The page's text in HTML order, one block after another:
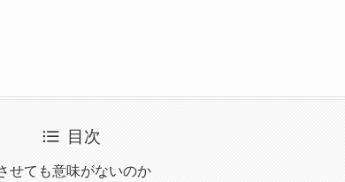
目次
せても意味がないのか